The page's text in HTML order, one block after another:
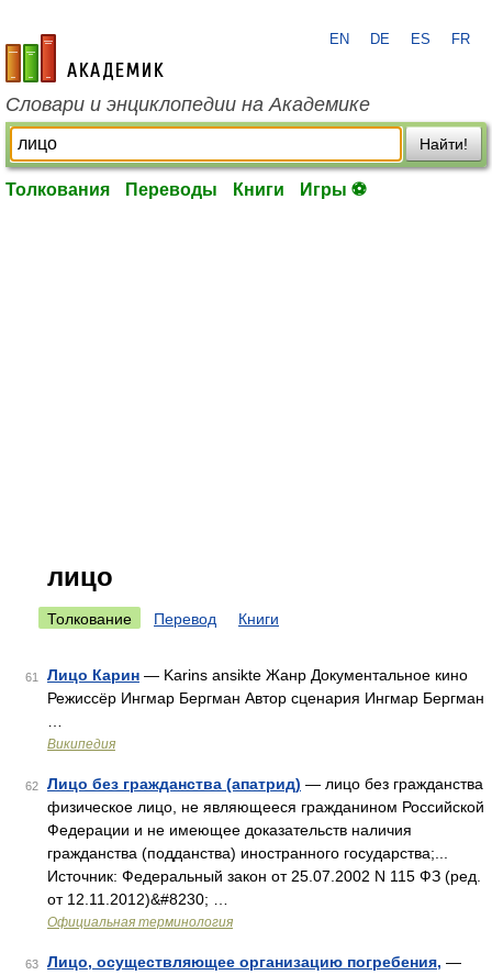
academic.ru
EN DE ES FR
Словари и энциклопедии на Академике
Найти!
Толкования Переводы Книги Игры ⚽
лицо
Толкование Перевод Книги
61 Лицо Карин — Karins ansikte Жанр Документальное кино
Режиссёр Ингмар Бергман Автор сценария Ингмар Бергман
Википедия
62 Лицо без гражданства (апатрид) — лицо без гражданства
физическое лицо, не являющееся гражданином Российской
Федерации и не имеющее доказательств наличия
гражданства (подданства) иностранного государства;...
Источник: Федеральный закон от 25.07.2002 N 115 ФЗ (ред.
от 12.11.2012)&#8230; …
Официальная терминология
63 Лицо, осуществляющее организацию погребения, —